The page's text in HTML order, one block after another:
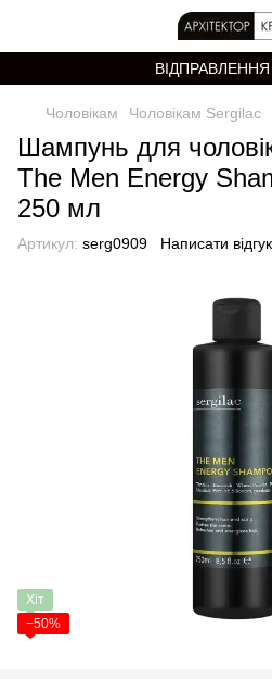
Чоловікам Чоловікам Sergilac
Шампунь для
The Men Energy
250 мл
Артикул: serg0909 Написати відгук
Хіт
−50%